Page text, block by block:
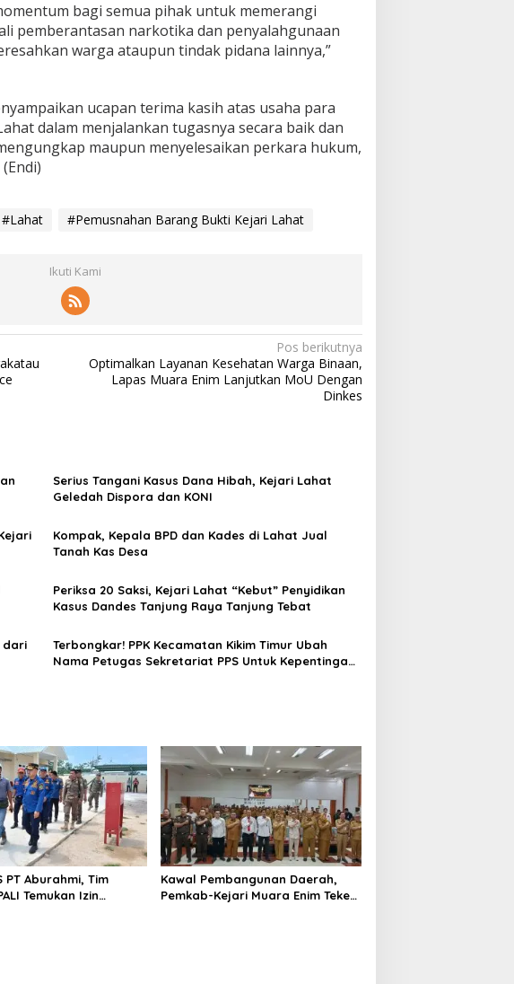
bagi semua pihak untuk memerangi
pemberantasan narkotika dan penyalahgunaan
warga ataupun tindak pidana lainnya,”
ucapan terima kasih atas usaha para
dalam menjalankan tugasnya secara baik dan
maupun menyelesaikan perkara hukum,
#Lahat #Pemusnahan Barang Bukti Kejari Lahat
Ikuti Kami
Pos berikutnya
Optimalkan Layanan Kesehatan Warga Binaan,
Lapas Muara Enim Lanjutkan MoU Dengan
Dinkes
Serius Tangani Kasus Dana Hibah, Kejari Lahat
Geledah Dispora dan KONI
Kompak, Kepala BPD dan Kades di Lahat Jual
Tanah Kas Desa
Periksa 20 Saksi, Kejari Lahat “Kebut” Penyidikan
Kasus Dandes Tanjung Raya Tanjung Tebat
dari
Terbongkar! PPK Kecamatan Kikim Timur Ubah
Nama Petugas Sekretariat PPS Untuk Kepentingan
PT Aburahmi, Tim
Temukan Izin
Kawal Pembangunan Daerah,
Pemkab-Kejari Muara Enim Teken